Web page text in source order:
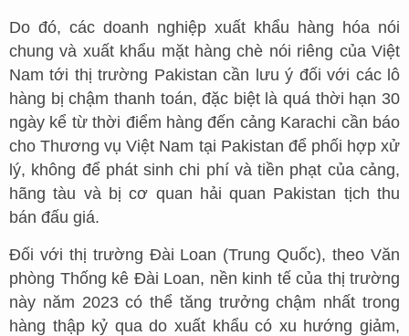
Do đó, các doanh nghiệp xuất khẩu hàng hóa nói
chung và xuất khẩu mặt hàng chè nói riêng của Việt
Nam tới thị trường Pakistan cần lưu ý đối với các lô
hàng bị chậm thanh toán, đặc biệt là quá thời hạn 30
ngày kể từ thời điểm hàng đến cảng Karachi cần báo
cho Thương vụ Việt Nam tại Pakistan để phối hợp xử
lý, không để phát sinh chi phí và tiền phạt của cảng,
hãng tàu và bị cơ quan hải quan Pakistan tịch thu
bán đấu giá.
Đối với thị trường Đài Loan (Trung Quốc), theo Văn
phòng Thống kê Đài Loan, nền kinh tế của thị trường
này năm 2023 có thể tăng trưởng chậm nhất trong
hàng thập kỷ qua do xuất khẩu có xu hướng giảm,